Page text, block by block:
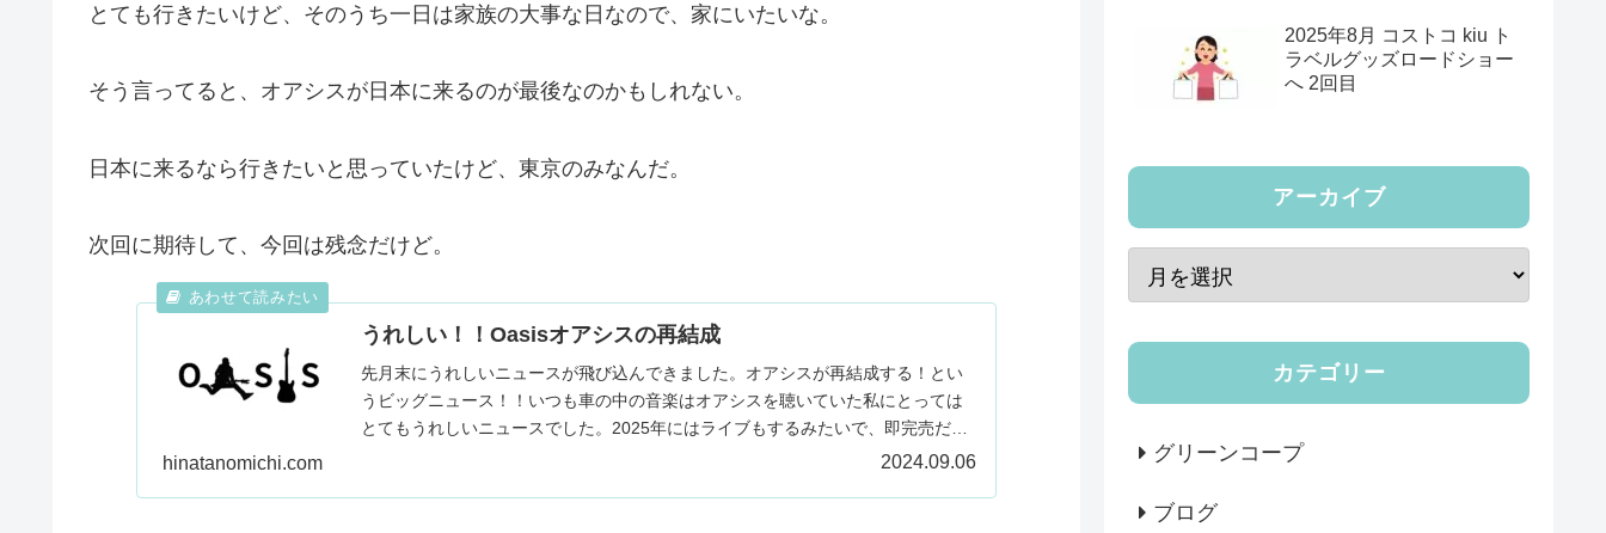
とても行きたいけど、そのうち一日は家族の大事な日なので、家にいたいな。
そう言ってると、オアシスが日本に来るのが最後なのかもしれない。
日本に来るなら行きたいと思っていたけど、東京のみなんだ。
次回に期待して、今回は残念だけど。
うれしい！！Oasisオアシスの再結成
先月末にうれしいニュースが飛び込んできました。オアシスが再結成する！とい
うビッグニュース！！いつも車の中の音楽はオアシスを聴いていた私にとっては
とてもうれしいニュースでした。2025年にはライブもするみたいで、即完売だっ
hinatanomichi.com 2024.09.06
2025年8月 コストコ kiu ト
ラベルグッズロードショー
へ 2回目
アーカイブ
カテゴリー
グリーンコープ
ブログ